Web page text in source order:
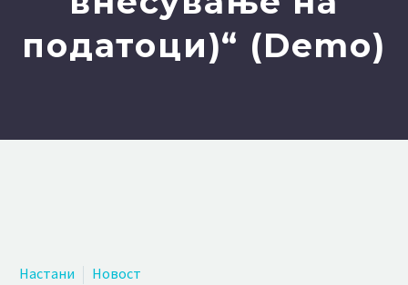
податоци)“ (Demo)
Настани
Новост